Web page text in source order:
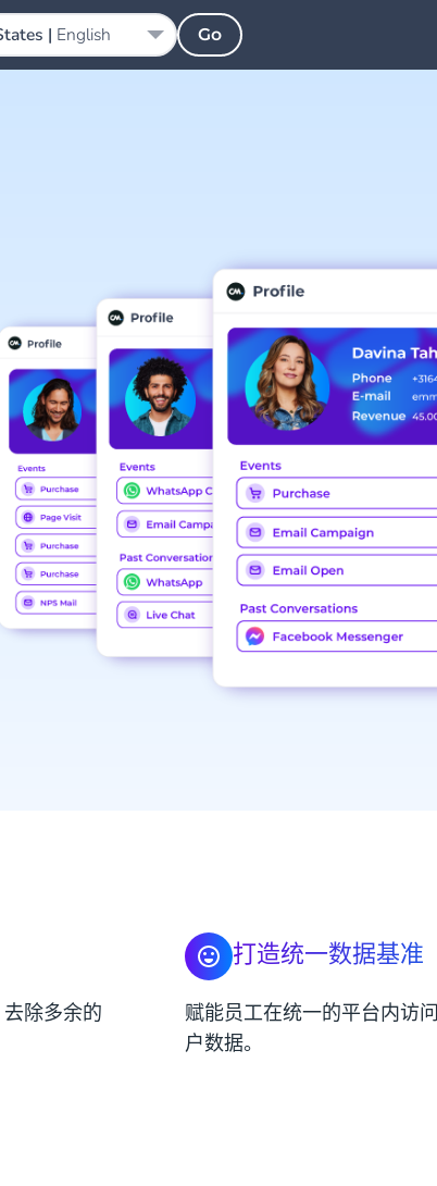
除多余的
打造统一数据基准
赋能员工在统一的平台内访
户数据。
| English Go